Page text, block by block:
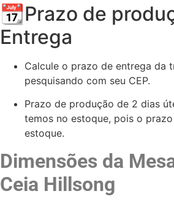
📆Prazo de
Entrega
Calcule o prazo de entrega da
pesquisando com seu CEP.
Prazo de produção de 2 dias
temos no estoque, pois o
estoque.
Dimensões da
Ceia Hillsong